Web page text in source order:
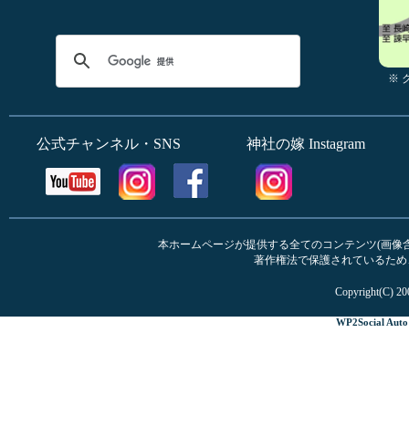
※
公式チャンネル・SNS 神社の嫁 Instagram
本ホームページが提供する全てのコンテンツ(画
著作権法で保護されているた
Copyright(C)
WP2Social